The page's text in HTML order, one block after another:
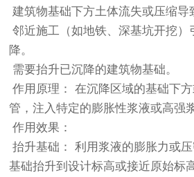
建筑物基础下方土体流失或压缩导
邻近施工（如地铁、深基坑开挖）
降。
需要抬升已沉降的建筑物基础。
作用原理： 在沉降区域的基础下
管，注入特定的膨胀性浆液或高强
作用效果：
抬升基础： 利用浆液的膨胀力或
基础抬升到设计标高或接近原始标